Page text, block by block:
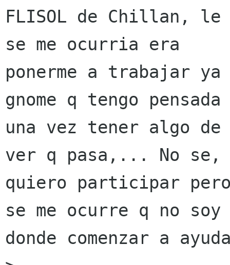
FLISOL de Chillan, le
se me ocurria era
ponerme a trabajar
gnome q tengo pensada
una vez tener algo
ver q pasa,... No se,
quiero participar
se me ocurre q no
donde comenzar a